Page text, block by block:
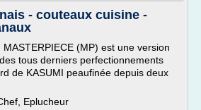
- couteaux cuisine -
(MP) est une version
tous derniers perfectionnements
de KASUMI peaufinée depuis deux
Eplucheur